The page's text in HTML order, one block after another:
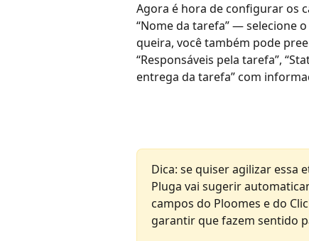
Agora é hora de configurar os
“Nome da tarefa” — selecione
queira, você também pode
“Responsáveis pela tarefa”,
entrega da tarefa” com
Dica: se quiser agilizar essa
Pluga vai sugerir
campos do Ploomes e do
garantir que fazem sentido